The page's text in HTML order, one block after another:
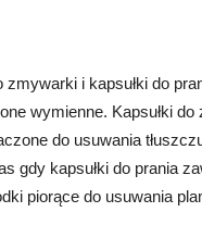
zmywarki i kapsułki do
wymienne. Kapsułki
do usuwania
gdy kapsułki do prania
piorące do usuwania